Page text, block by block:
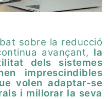
sobre la reducció
avançant, la
dels sistemes
imprescindibles
volen adaptar-se
i millorar la seva